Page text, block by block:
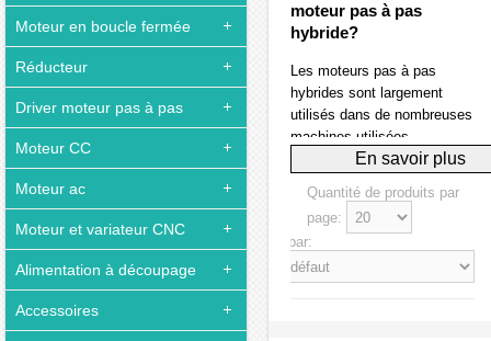
Moteur en boucle fermée
Réducteur
Driver moteur pas à pas
Moteur CC
Moteur ac
Moteur et variateur CNC
Alimentation à découpage
Accessoires
moteur pas à pas
hybride?
Les moteurs pas à pas
hybrides sont largement
utilisés dans de nombreuses
machines utilisées
quotidiennement,
commercialement. Il est
également utilisé dans les
machines de billetterie, les
appareils médicaux, les
Quantité de produits par
page:
Trier par: